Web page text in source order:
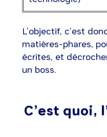
L’objectif, c’est
matières-phares,
écrites, et
un boss.
C’est quoi,